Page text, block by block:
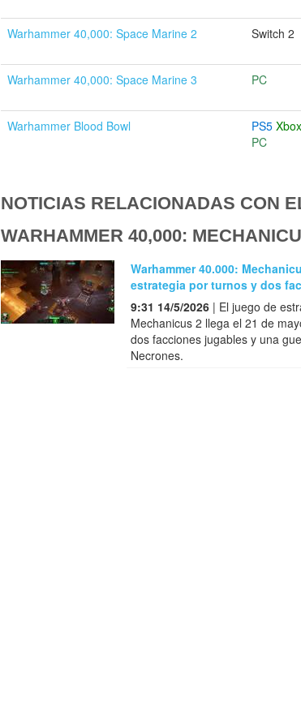
Warhammer 40,000: Space Marine 2
Switch 2
Warhammer 40,000: Space Marine 3
PC
Warhammer Blood Bowl
PS5
PC
NOTICIAS RELACIONADAS CON
WARHAMMER 40,000:
Warhammer 40.000:
estrategia por turnos y dos
9:31 14/5/2026 | El juego de
Mechanicus 2 llega el 21 de
dos facciones jugables y una
Necrones.